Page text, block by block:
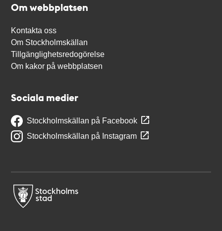
Om webbplatsen
Kontakta oss
Om Stockholmskällan
Tillgänglighetsredogörelse
Om kakor på webbplatsen
Sociala medier
Stockholmskällan på Facebook
Stockholmskällan på Instagram